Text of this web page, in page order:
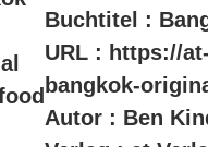
Buchtitel :
URL : https://
bangkok-
Autor : Ben